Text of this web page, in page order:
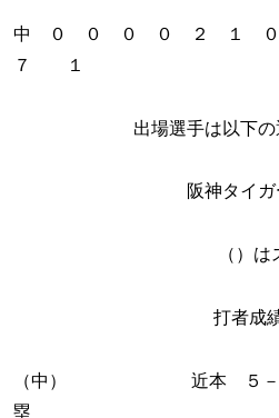
中 ０ ０ ０ ０ ２
７ １
出場選手は以下の
阪神タイガ
（）
打者成
（中） 近本 ５－０
塁